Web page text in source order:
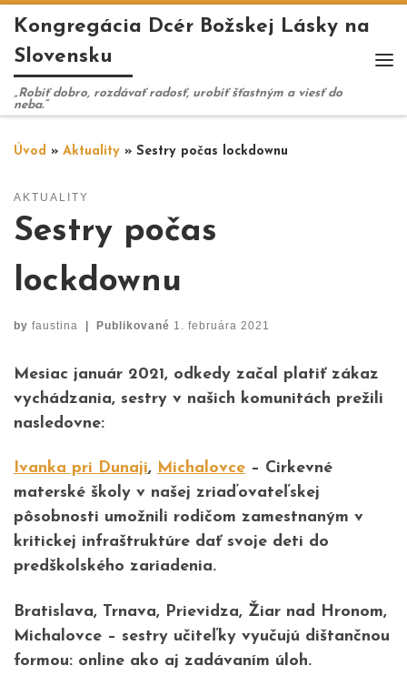
Skip to content
Kongregácia Dcér Božskej Lásky na
Slovensku
„Robiť dobro, rozdávať radosť, urobiť šťastným a viesť do
neba.“
Úvod » Aktuality » Sestry počas lockdownu
AKTUALITY
Sestry počas
lockdownu
by faustina Publikované 1. februára 2021
Mesiac január 2021, odkedy začal platiť zákaz
vychádzania, sestry v našich komunitách prežili
nasledovne:
Ivanka pri Dunaji, Michalovce – Cirkevné
materské školy v našej zriaďovateľskej
pôsobnosti umožnili rodičom zamestnaným v
kritickej infraštruktúre dať svoje deti do
predškolského zariadenia.
Bratislava, Trnava, Prievidza, Žiar nad Hronom,
Michalovce – sestry učiteľky vyučujú dištančnou
formou: online ako aj zadávaním úloh.